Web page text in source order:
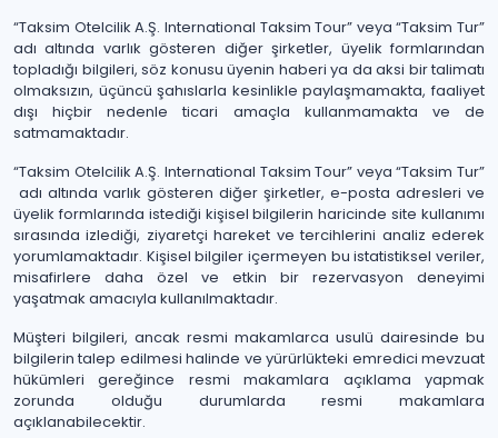
“Taksim Otelcilik A.Ş. International Taksim Tour” veya “Taksim Tur”
adı altında varlık gösteren diğer şirketler, üyelik formlarından
topladığı bilgileri, söz konusu üyenin haberi ya da aksi bir talimatı
olmaksızın, üçüncü şahıslarla kesinlikle paylaşmamakta, faaliyet
dışı hiçbir nedenle ticari amaçla kullanmamakta ve de
satmamaktadır.
“Taksim Otelcilik A.Ş. International Taksim Tour” veya “Taksim Tur”
adı altında varlık gösteren diğer şirketler, e-posta adresleri ve
üyelik formlarında istediği kişisel bilgilerin haricinde site kullanımı
sırasında izlediği, ziyaretçi hareket ve tercihlerini analiz ederek
yorumlamaktadır. Kişisel bilgiler içermeyen bu istatistiksel veriler,
misafirlere daha özel ve etkin bir rezervasyon deneyimi
yaşatmak amacıyla kullanılmaktadır.
Müşteri bilgileri, ancak resmi makamlarca usulü dairesinde bu
bilgilerin talep edilmesi halinde ve yürürlükteki emredici mevzuat
hükümleri gereğince resmi makamlara açıklama yapmak
zorunda olduğu durumlarda resmi makamlara
açıklanabilecektir.